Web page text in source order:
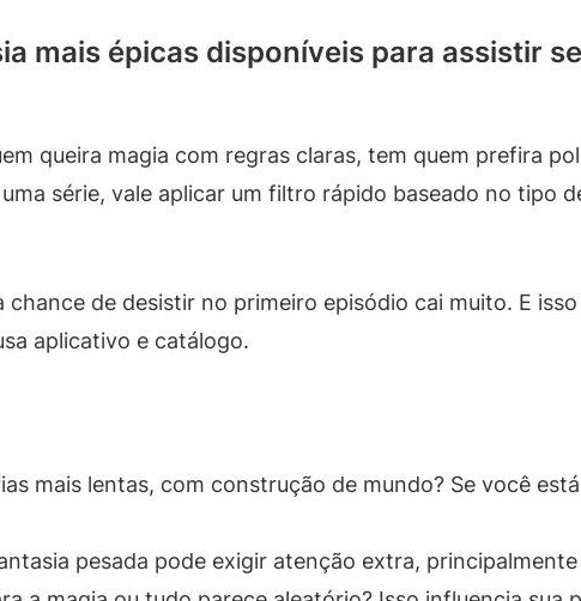
mais épicas disponíveis para assistir
queira magia com regras claras, tem quem prefira
série, vale aplicar um filtro rápido baseado no tipo
de desistir no primeiro episódio cai muito. E
aplicativo e catálogo.
mais lentas, com construção de mundo? Se você
pesada pode exigir atenção extra,